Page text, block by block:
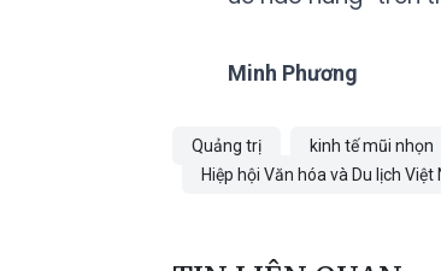
Minh Phương
Quảng trị kinh tế mũi nhọn
Hiệp hội Văn hóa và Du lịch Việt